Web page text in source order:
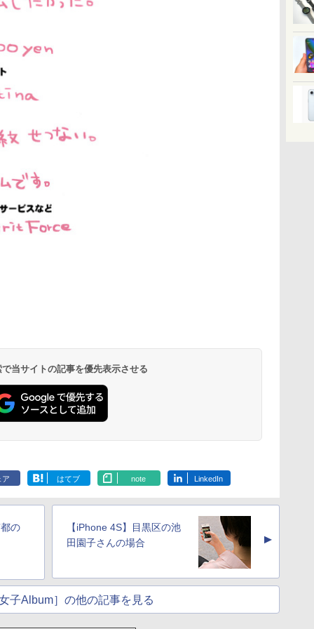
当サイトの記事を優先表示させる
ア はてブ note LinkedIn
の
【iPhone 4S】目黒区の池
田園子さんの場合
▲
子Album］の他の記事を見る